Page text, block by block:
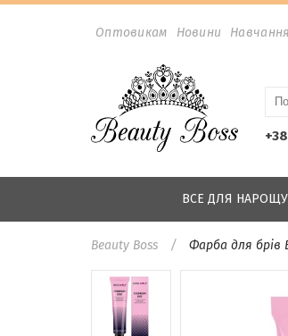
Оптовикам Новини Навчання
ВСЕ ДЛЯ
Beauty Boss Фарба для брів